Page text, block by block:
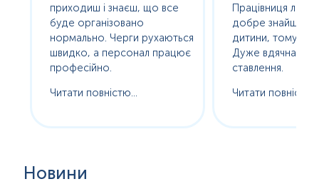
приходиш і знаєш, що все
буде організовано
нормально. Черги рухаються
швидко, а персонал працює
професійно.
Читати повністю...
Працівниця
добре знайшла
дитини, тому без
Дуже вдячна за
ставлення.
Читати повністю...
Новини